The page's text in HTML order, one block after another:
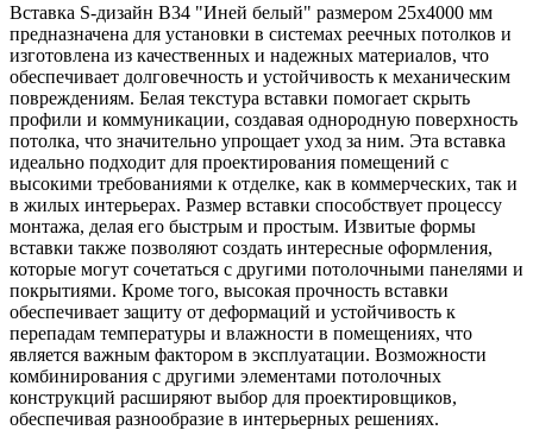
Вставка S-дизайн В34 "Иней белый" размером 25х4000 мм
предназначена для установки в системах реечных потолков и
изготовлена из качественных и надежных материалов, что
обеспечивает долговечность и устойчивость к механическим
повреждениям. Белая текстура вставки помогает скрыть
профили и коммуникации, создавая однородную поверхность
потолка, что значительно упрощает уход за ним. Эта вставка
идеально подходит для проектирования помещений с
высокими требованиями к отделке, как в коммерческих, так и
в жилых интерьерах. Размер вставки способствует процессу
монтажа, делая его быстрым и простым. Извитые формы
вставки также позволяют создать интересные оформления,
которые могут сочетаться с другими потолочными панелями и
покрытиями. Кроме того, высокая прочность вставки
обеспечивает защиту от деформаций и устойчивость к
перепадам температуры и влажности в помещениях, что
является важным фактором в эксплуатации. Возможности
комбинирования с другими элементами потолочных
конструкций расширяют выбор для проектировщиков,
обеспечивая разнообразие в интерьерных решениях.